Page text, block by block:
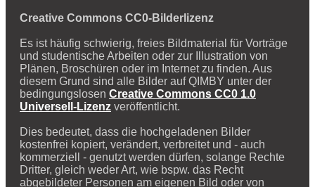
Creative Commons CC0-Bilderlizenz
Es ist häufig schwierig, freies Bildmaterial für Vorträge
und studentische Arbeiten oder zur Illustration von
Plänen, Broschüren oder im Internet zu finden. Aus
diesem Grund sind alle Bilder auf QIMBY unter der
bedingungslosen Creative Commons CC0 1.0
Universell-Lizenz veröffentlicht.
Dies bedeutet, dass die hochgeladenen Bilder
kostenfrei kopiert, verändert, verbreitet und - auch
kommerziell - genutzt werden dürfen, solange Rechte
Dritter, gleich weder Art, wie bspw. das Recht
abgebildeter Personen am eigenen Bild oder von